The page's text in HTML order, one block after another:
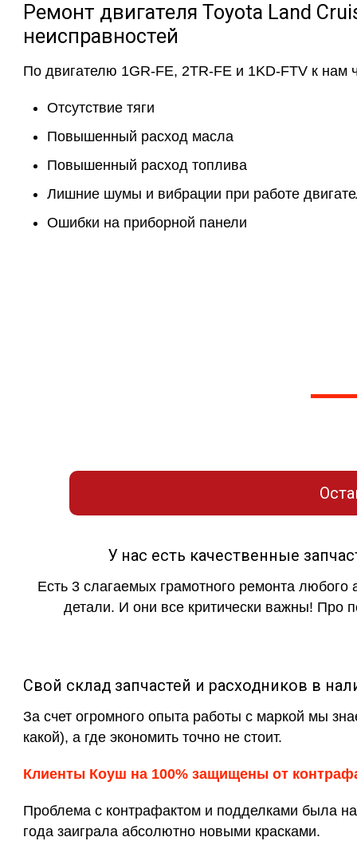
Ремонт двигателя Toyota Land
неисправностей
По двигателю 1GR-FE, 2TR-FE и 1KD-FTV к
Отсутствие тяги
Повышенный расход масла
Повышенный расход топлива
Лишние шумы и вибрации при работе
Ошибки на приборной панели
У нас есть качественные
Есть 3 слагаемых грамотного ремонта
детали. И они все критически важны! Про
Свой склад запчастей и расходников в
За счет огромного опыта работы с маркой мы
какой), а где экономить точно не стоит.
Клиенты Коуш на 100% защищены от
Проблема с контрафактом и подделками была
года заиграла абсолютно новыми красками.